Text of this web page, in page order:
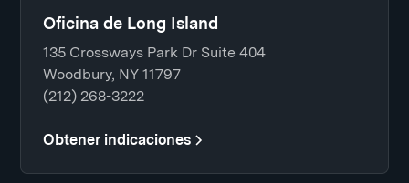
Oficina de Long Island
135 Crossways Park Dr Suite 404
Woodbury, NY 11797
(212) 268-3222
Obtener indicaciones